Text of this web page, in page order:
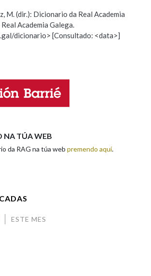
LIMPAR BUSCA
OPCIÓN:
Hai un erro na palabra
a definición
M. (dir.): Dicionario da Real Academia
Academia Galega.
dicionario> [Consultado: <data>]
NA TÚA WEB
da RAG na túa web premendo aquí.
ESTE MES